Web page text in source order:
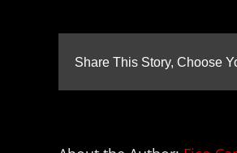
Share This Story, Choose